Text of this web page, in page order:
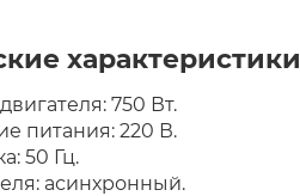
характеристики
750 Вт.
питания: 220 В.
50 Гц.
асинхронный.